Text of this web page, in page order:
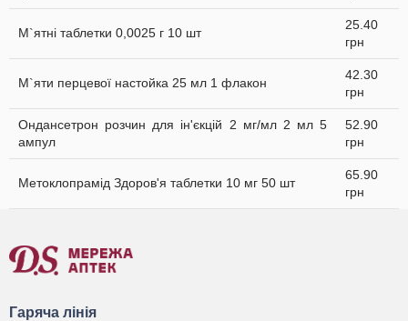
М`ятні таблетки 0,0025 г 10 шт
25.40
грн
М`яти перцевої настойка 25 мл 1 флакон
42.30
грн
Ондансетрон розчин для ін'єкцій 2 мг/мл 2 мл 5
ампул
52.90
грн
Метоклопрамід Здоров'я таблетки 10 мг 50 шт
65.90
грн
Гаряча лінія